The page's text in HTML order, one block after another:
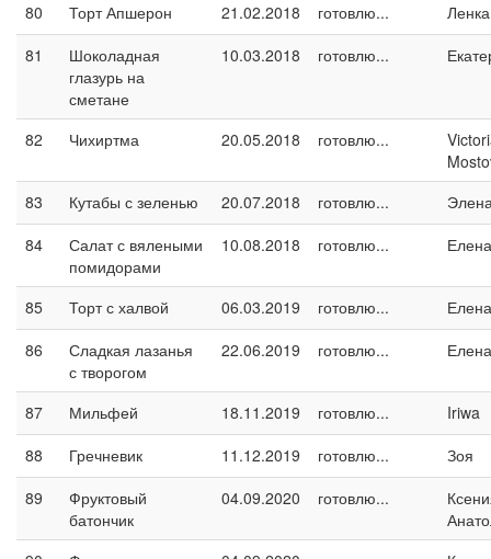
80 Торт Апшерон 21.02.2018 готовлю...
81
Шоколадная
глазурь на
сметане
10.03.2018 готовлю...
82 Чихиртма 20.05.2018 готовлю...
83
Кутабы с зеленью 20.07.2018 готовлю...
84
Салат с вялеными
помидорами
10.08.2018 готовлю...
85 Торт с халвой 06.03.2019 готовлю...
Елена
86
Сладкая лазанья
с творогом
22.06.2019 готовлю...
87 Мильфей 18.11.2019 готовлю...
Iriwa
88
Гречневик 11.12.2019 готовлю...
Зоя
89
Фруктовый
батончик
04.09.2020 готовлю...